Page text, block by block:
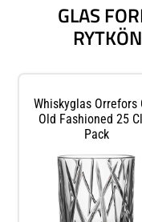
GLAS
Whiskyglas Orrefors
Old Fashioned 25
Pack